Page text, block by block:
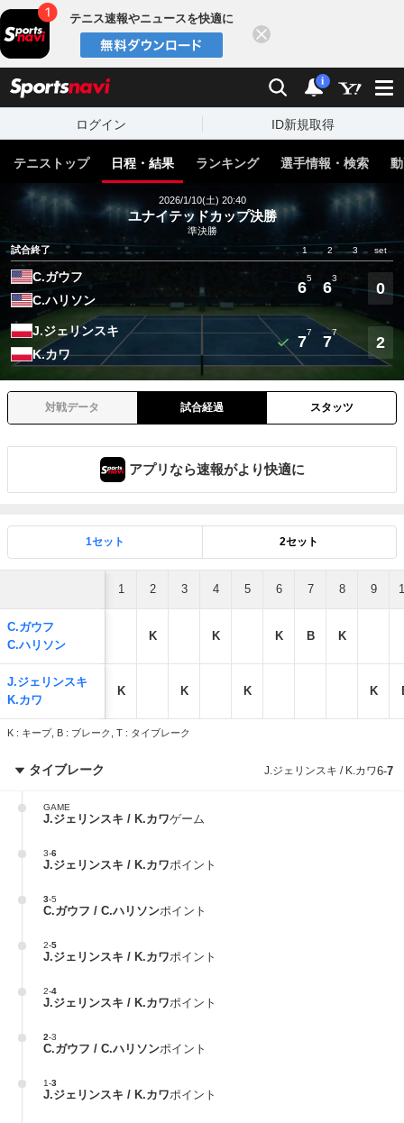
テニス速報やニュースを快適に
検索 通知
i
ログイン ID新規取得
テニストップ 日程・結果 ランキング 選手情報・検索
2026/1/10(土) 20:40
ユナイテッドカップ決勝
準決勝
試合終了
1 2 3 set
C.ガウフ
C.ハリソン
6
5
6
3
0
J.ジェリンスキ
K.カワ
7
7
7
7
2
対戦データ 試合経過 スタッツ
アプリなら速報がより快適に
1セット 2セット
1 2 3 4 5 6 7 8 9
C.ガウフ
C.ハリソン
K K K B K
J.ジェリンスキ
K.カワ
K K K K
K : キープ, B : ブレーク, T : タイブレーク
タイブレーク J.ジェリンスキ / K.カワ6-7
GAME
J.ジェリンスキ / K.カワゲーム
3-6
J.ジェリンスキ / K.カワポイント
3-5
C.ガウフ / C.ハリソンポイント
2-5
J.ジェリンスキ / K.カワポイント
2-4
J.ジェリンスキ / K.カワポイント
2-3
C.ガウフ / C.ハリソンポイント
1-3
J.ジェリンスキ / K.カワポイント